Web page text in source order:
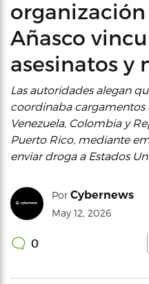
Añasco
asesinatos y
Las autoridades alegan
coordinaba cargamentos
Venezuela, Colombia y
Puerto Rico, mediante
enviar droga a Estados
Por Cybernews
May 12, 2026
0